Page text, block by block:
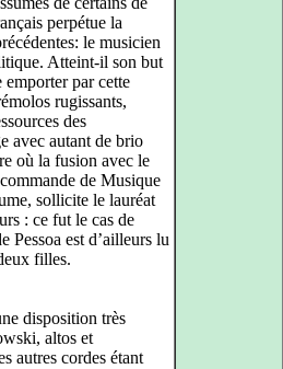
perpétue la
le musicien
Atteint-il son but
emporter par cette
rugissants,
des
avec autant de brio
où la fusion avec le
de Musique
sollicite le lauréat
: ce fut le cas de
Pessoa est d’ailleurs lu
filles.
disposition très
altos et
autres cordes étant